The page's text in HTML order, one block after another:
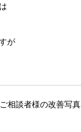
が
相談者様の改善写真